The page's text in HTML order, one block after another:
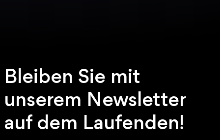
Bleiben Sie mit
unserem Newsletter
auf dem Laufenden!